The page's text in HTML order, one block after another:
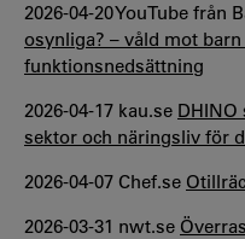
2026-04-20 YouTube från
osynliga? – våld mot
funktionsnedsättning
2026-04-17 kau.se DHINO
sektor och näringsliv för
2026-04-07 Chef.se
2026-03-31 nwt.se